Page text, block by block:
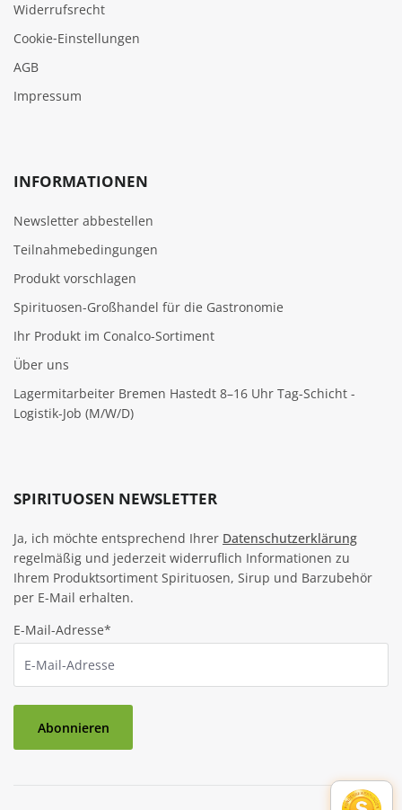
Widerrufsrecht
Cookie‑Einstellungen
AGB
Impressum
INFORMATIONEN
Newsletter abbestellen
Teilnahmebedingungen
Produkt vorschlagen
Spirituosen-Großhandel für die Gastronomie
Ihr Produkt im Conalco-Sortiment
Über uns
Lagermitarbeiter Bremen Hastedt 8–16 Uhr Tag-Schicht -
Logistik-Job (M/W/D)
SPIRITUOSEN NEWSLETTER
Ja, ich möchte entsprechend Ihrer Datenschutzerklärung
regelmäßig und jederzeit widerruflich Informationen zu
Ihrem Produktsortiment Spirituosen, Sirup und Barzubehör
per E-Mail erhalten.
E-Mail-Adresse*
Abonnieren